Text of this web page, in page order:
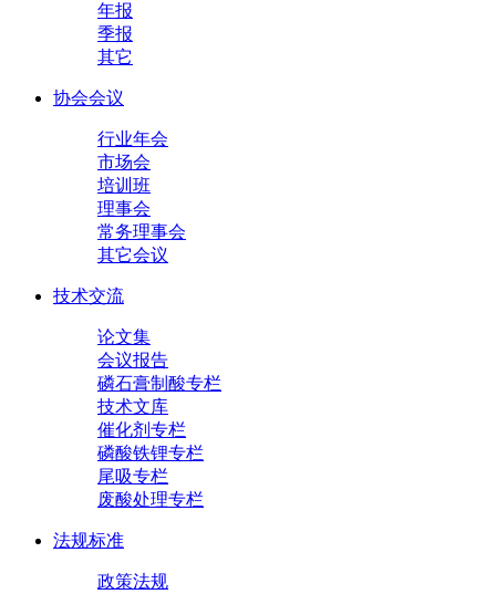
年报
季报
其它
协会会议
行业年会
市场会
培训班
理事会
常务理事会
其它会议
技术交流
论文集
会议报告
磷石膏制酸专栏
技术文库
催化剂专栏
磷酸铁锂专栏
尾吸专栏
废酸处理专栏
法规标准
政策法规